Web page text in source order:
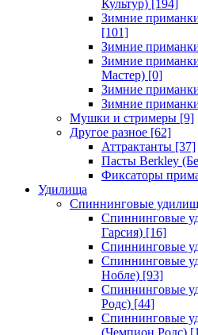
Культур) [194]
Зимние
[101]
Зимние
Зимние
Мастер) [0]
Зимние
Зимние
Мушки и стримеры [9]
Другое разное [62]
Аттрактанты [37]
Пасты Berkley
Фиксаторы
Удилища
Спиннинговые
Спиннинговые
Гарсия) [16]
Спиннинговые
Спиннинговые
Нобле) [93]
Спиннинговые
Родс) [44]
Спиннинговые